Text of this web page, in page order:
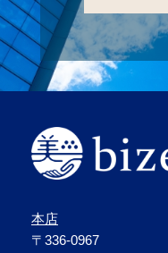
本店
〒336-0967